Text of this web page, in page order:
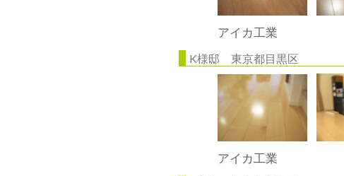
アイカ工業
K様邸 東京都目黒区
アイカ工業